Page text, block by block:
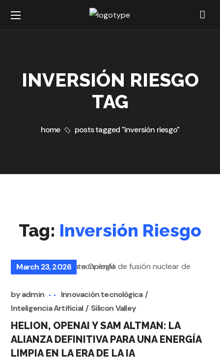
INVERSIÓN RIESGO
TAG
home posts tagged "inversión riesgo"
Tag: Inversión Riesgo
March 23, 2026
byadmin
Innovación tecnológica
Inteligencia Artificial
Silicon Valley
HELION, OPENAI Y SAM ALTMAN: LA
ALIANZA DEFINITIVA PARA UNA ENERGÍA
LIMPIA EN LA ERA DE LA IA